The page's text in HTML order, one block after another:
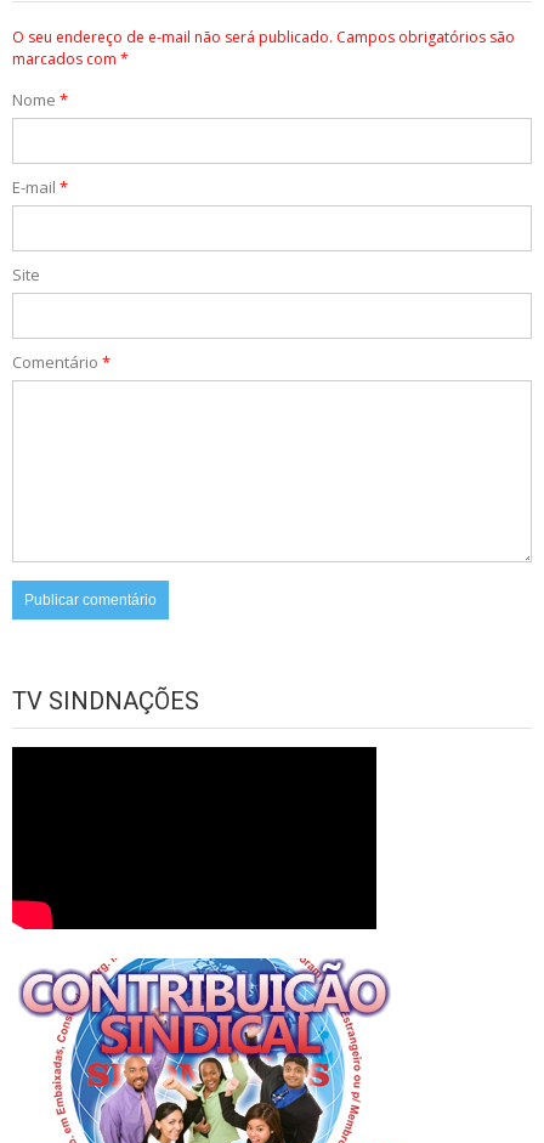
O seu endereço de e-mail não será publicado. Campos obrigatórios são
marcados com *
Nome *
E-mail *
Site
Comentário *
TV SINDNAÇÕES